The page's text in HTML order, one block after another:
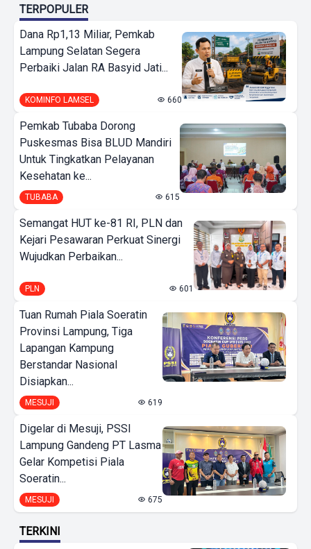
TERPOPULER
Dana Rp1,13 Miliar, Pemkab
Lampung Selatan Segera
Perbaiki Jalan RA Basyid Jati...
KOMINFO LAMSEL 660
Pemkab Tubaba Dorong
Puskesmas Bisa BLUD Mandiri
Untuk Tingkatkan Pelayanan
Kesehatan ke...
TUBABA 615
Semangat HUT ke-81 RI, PLN dan
Kejari Pesawaran Perkuat Sinergi
Wujudkan Perbaikan...
PLN 601
Tuan Rumah Piala Soeratin
Provinsi Lampung, Tiga
Lapangan Kampung
Berstandar Nasional
Disiapkan...
MESUJI 619
Digelar di Mesuji, PSSI
Lampung Gandeng PT Lasma
Gelar Kompetisi Piala
Soeratin...
MESUJI 675
TERKINI